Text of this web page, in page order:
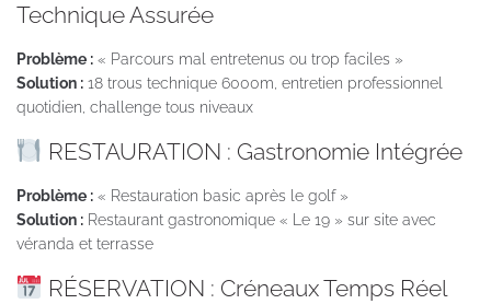
Technique Assurée
Problème : « Parcours mal entretenus ou trop faciles »
Solution : 18 trous technique 6000m, entretien professionnel
quotidien, challenge tous niveaux
RESTAURATION : Gastronomie Intégrée
Problème : « Restauration basic après le golf »
Solution : Restaurant gastronomique « Le 19 » sur site avec
véranda et terrasse
RÉSERVATION : Créneaux Temps Réel